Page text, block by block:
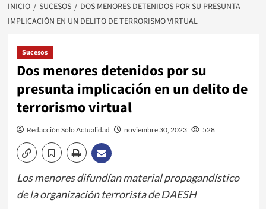
INICIO SUCESOS
DOS MENORES DETENIDOS POR SU PRESUNTA
IMPLICACIÓN EN UN DELITO DE TERRORISMO VIRTUAL
Sucesos
Dos menores detenidos por su
presunta implicación en un delito de
terrorismo virtual
Redacción Sólo Actualidad noviembre 30, 2023 528
Los menores difundían material propagandístico
de la organización terrorista de DAESH